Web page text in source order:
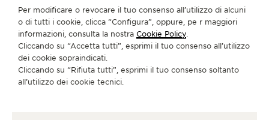
CI SEGUA
VAI ALLA PAGINA INSTAGRAM DI JAEGER-
VAI ALLA PAGINA LINKEDIN DI JAEGER-
VAI ALLA PAGINA FACEBOOK DI
VAI ALLA PAGINA YOUTUBE
VAI ALLA PAGINA
VAI ALLA PAGINA
ISCRIVERSI ALLA NEWSLETTER
Per modificare o revocare il tuo consenso all’utilizzo di alcuni
o di tutti i cookie, clicca “Configura”, oppure, pe r maggiori
informazioni, consulta la nostra Cookie Policy.
Cliccando su “Accetta tutti”, esprimi il tuo consenso all’utilizzo
dei cookie sopraindicati.
Cliccando su “Rifiuta tutti”, esprimi il tuo consenso soltanto
all’utilizzo dei cookie tecnici.